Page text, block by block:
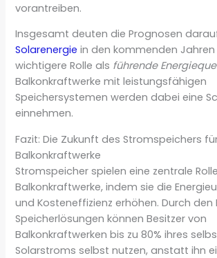
vorantreiben.
Insgesamt deuten die Prognosen
Solarenergie in den kommenden
wichtigere Rolle als führende
Balkonkraftwerke mit leistungsfähigen
Speichersystemen werden dabei eine
einnehmen.
Fazit: Die Zukunft des Stromspeichers
Balkonkraftwerke
Stromspeicher spielen eine zentrale
Balkonkraftwerke, indem sie die
und Kosteneffizienz erhöhen. Durch den
Speicherlösungen können Besitzer von
Balkonkraftwerken bis zu 80% ihres
Solarstroms selbst nutzen, anstatt ihn